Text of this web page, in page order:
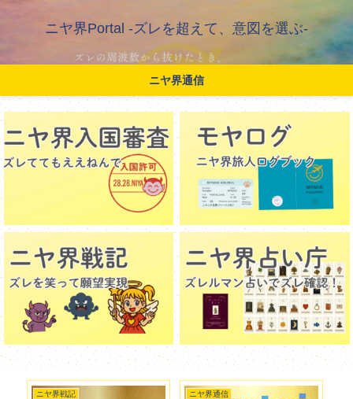
ニヤ界Portal -ズレを超えて、意図を選ぶ-
ニヤ界通信
ニヤ界戦記 ニヤ界通信